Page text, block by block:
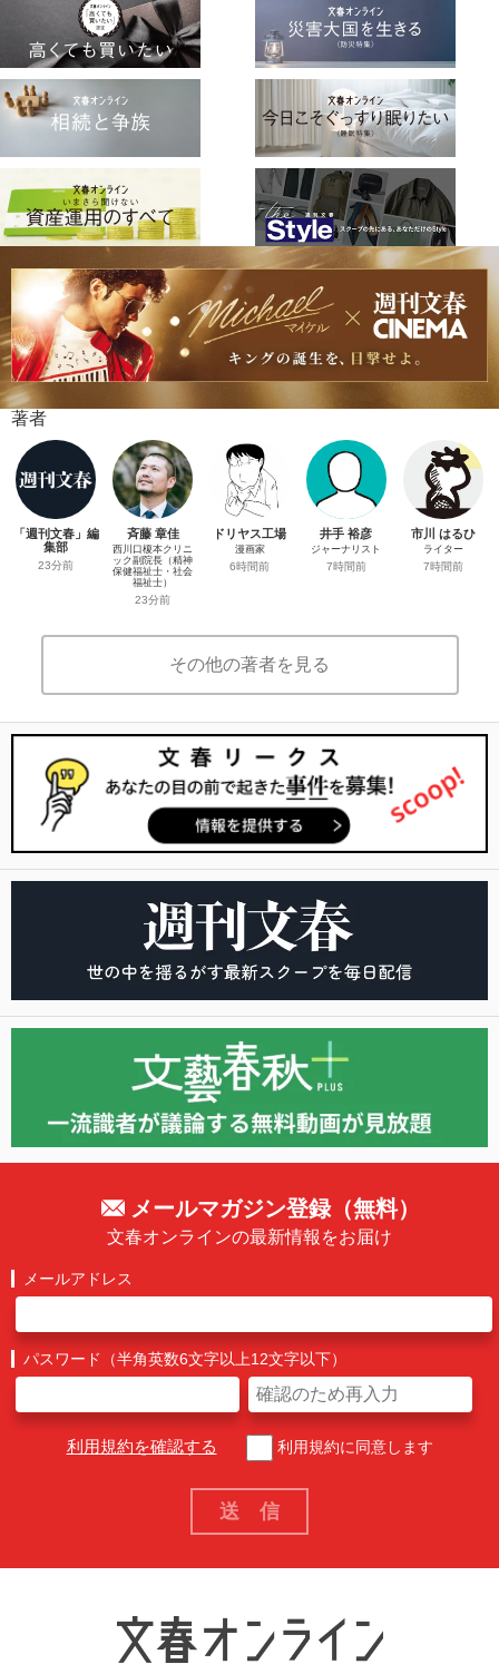
著者
「週刊文春」編
集部
23分前
斉藤 章佳
西川口榎本クリニ
ック副院長（精神
保健福祉士・社会
福祉士）
23分前
ドリヤス工場
漫画家
6時間前
井手 裕彦
ジャーナリスト
7時間前
市川 はるひ
ライター
7時間前
その他の著者を見る
メールマガジン登録（無料）
文春オンラインの最新情報をお届け
メールアドレス
パスワード（半角英数6文字以上12文字以下）
利用規約を確認する 利用規約に同意します